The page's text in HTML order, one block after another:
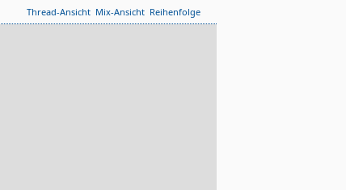
Thread-Ansicht Mix-Ansicht Reihenfolge